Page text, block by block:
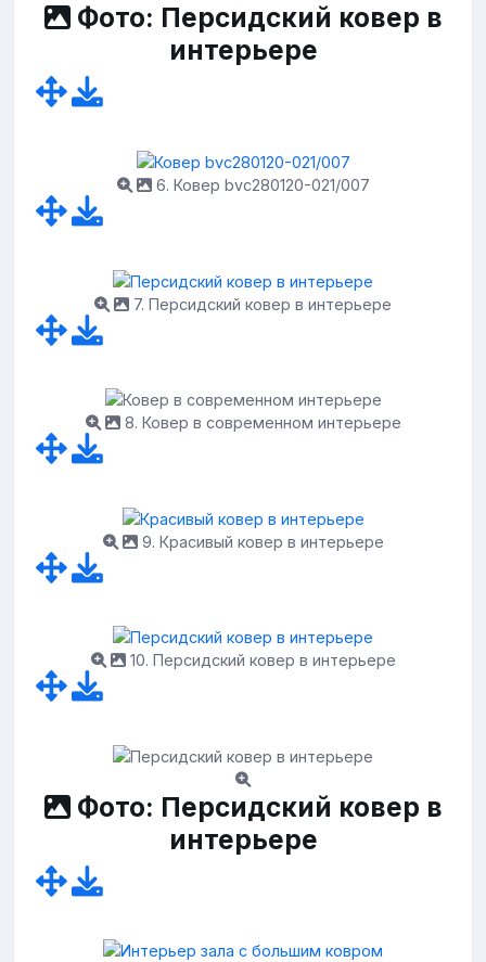
Фото: Персидский ковер в
интерьере
6. Ковер bvc280120-021/007
7. Персидский ковер в интерьере
8. Ковер в современном интерьере
9. Красивый ковер в интерьере
10. Персидский ковер в интерьере
Фото: Персидский ковер в
интерьере